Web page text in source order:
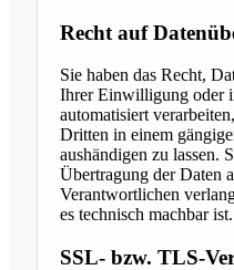
Recht auf
Sie haben das Recht,
Ihrer Einwilligung oder
automatisiert
Dritten in einem
aushändigen zu lassen.
Übertragung der Daten
Verantwortlichen
es technisch machbar ist.
SSL- bzw. TLS-